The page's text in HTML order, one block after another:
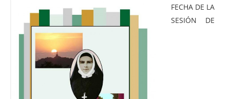
FECHA DE LA
SESIÓN DE